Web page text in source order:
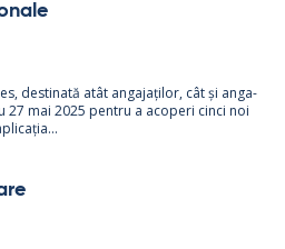
des­ti­nată atât an­ga­jați­lor, cât și an­ga­
27 mai 2025 pentru a aco­peri cinci noi